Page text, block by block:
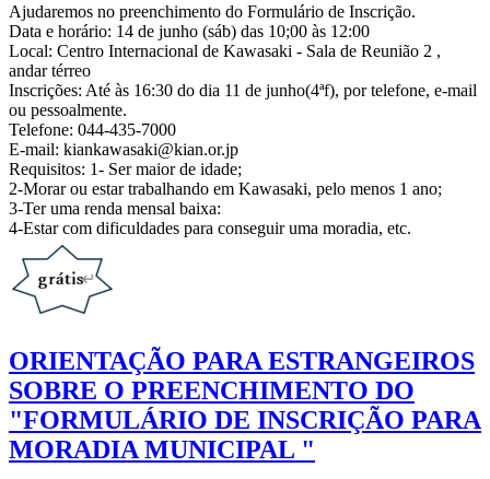
Ajudaremos no preenchimento do Formulário de Inscrição.
Data e horário: 14 de junho (sáb) das 10;00 às 12:00
Local: Centro Internacional de Kawasaki - Sala de Reunião 2 ,
andar térreo
Inscrições: Até às 16:30 do dia 11 de junho(4ªf), por telefone, e-mail
ou pessoalmente.
Telefone: 044-435-7000
E-mail: kiankawasaki@kian.or.jp
Requisitos: 1- Ser maior de idade;
2-Morar ou estar trabalhando em Kawasaki, pelo menos 1 ano;
3-Ter uma renda mensal baixa:
4-Estar com dificuldades para conseguir uma moradia, etc.
ORIENTAÇÃO PARA ESTRANGEIROS
SOBRE O PREENCHIMENTO DO
"FORMULÁRIO DE INSCRIÇÃO PARA
MORADIA MUNICIPAL "